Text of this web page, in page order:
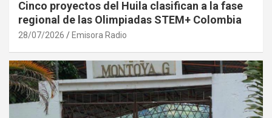
Cinco proyectos del Huila clasifican a la fase
regional de las Olimpiadas STEM+ Colombia
28/07/2026 Emisora Radio